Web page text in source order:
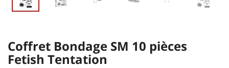
Coffret Bondage SM 10 pièces
Fetish Tentation